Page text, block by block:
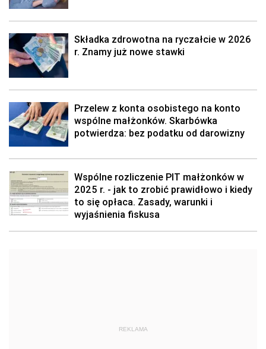
Składka zdrowotna na ryczałcie w 2026
r. Znamy już nowe stawki
Przelew z konta osobistego na konto
wspólne małżonków. Skarbówka
potwierdza: bez podatku od darowizny
Wspólne rozliczenie PIT małżonków w
2025 r. - jak to zrobić prawidłowo i kiedy
to się opłaca. Zasady, warunki i
wyjaśnienia fiskusa
REKLAMA